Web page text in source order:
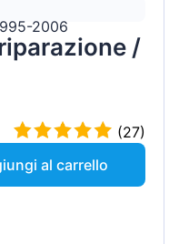
2006
/
(27)
al carrello